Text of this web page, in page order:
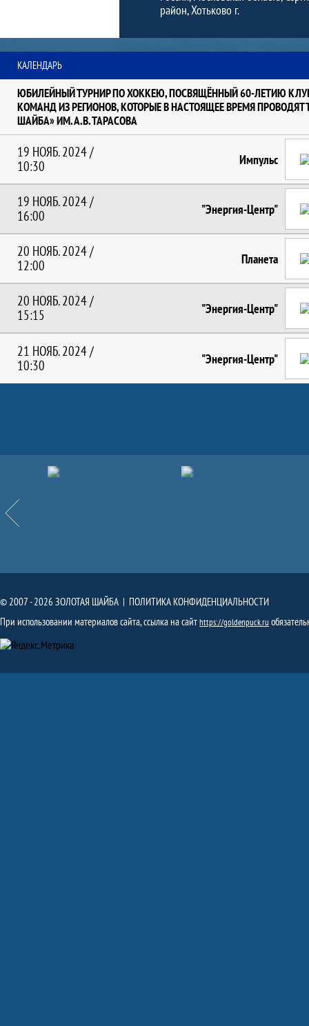
район, Хотьково г.
Команда: календарь
КАЛЕНДАРЬ
ЮБИЛЕЙНЫЙ ТУРНИР ПО ХОККЕЮ, ПОСВЯЩЁННЫЙ 60-ЛЕТИЮ
КОМАНД ИЗ РЕГИОНОВ, КОТОРЫЕ В НАСТОЯЩЕЕ ВРЕМЯ
ШАЙБА» ИМ. А.В. ТАРАСОВА
19 НОЯБ. 2024 /
10:30
Импульс
19 НОЯБ. 2024 /
16:00
"Энергия-Центр"
20 НОЯБ. 2024 /
12:00
Планета
20 НОЯБ. 2024 /
15:15
"Энергия-Центр"
21 НОЯБ. 2024 /
10:30
"Энергия-Центр"
Назад
Партнёры
© 2007 - 2026 ЗОЛОТАЯ ШАЙБА | ПОЛИТИКА КОНФИДЕНЦИАЛЬНОСТИ
При использовании материалов сайта, ссылка на сайтhttps://goldenpuck.ru